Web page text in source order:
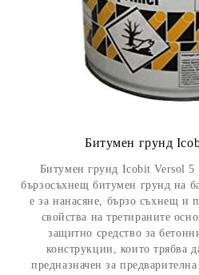
Битумен грунд
Битумен грунд Icobit Versol 5
бързосъхнещ битумен грунд на
е за нанасяне, бързо съхнещ и
свойства на третираните
защитно средство за
конструкции, които трябва
предназначен за